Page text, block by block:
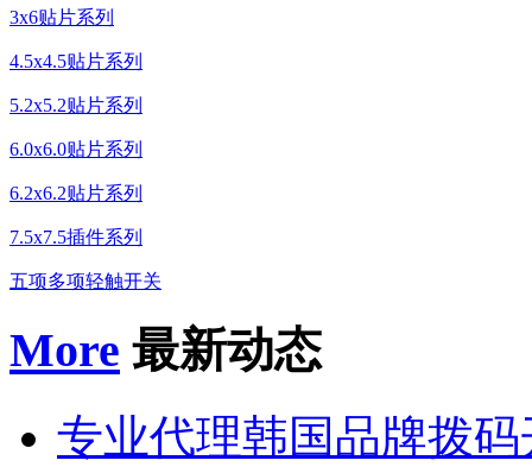
3x6贴片系列
4.5x4.5贴片系列
5.2x5.2贴片系列
6.0x6.0贴片系列
6.2x6.2贴片系列
7.5x7.5插件系列
五项多项轻触开关
More 最新动态
专业代理韩国品牌拨